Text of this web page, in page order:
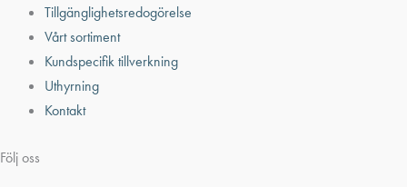
Tillgänglighetsredogörelse
Vårt sortiment
Kundspecifik tillverkning
Uthyrning
Kontakt
Följ oss